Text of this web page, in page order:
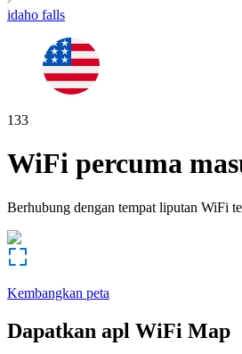
idaho falls
133
WiFi percuma
Berhubung dengan tempat liputan WiFi
Kembangkan peta
Dapatkan apl WiFi Map